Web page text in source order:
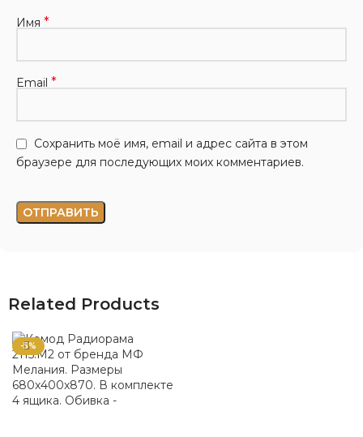
Имя *
Email *
Сохранить моё имя, email и адрес сайта в этом
браузере для последующих моих комментариев.
Related Products
-5%